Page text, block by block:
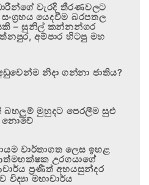
වැරදි තීරණවලට
යෙදවීම බරපතල
– සුනිල් කන්නන්ගර
අම්පාර හිටපු මහ
නිදා ගන්නා ජාතිය?
බහලුම් මුහුදට පෙරලීම සුළු
නොවේ
වාර්තාගත ලෙස ඉහළ
උරගයාගේ
ප්‍රණීත් අභයසුන්දර
විද්‍යා මහාචාර්ය